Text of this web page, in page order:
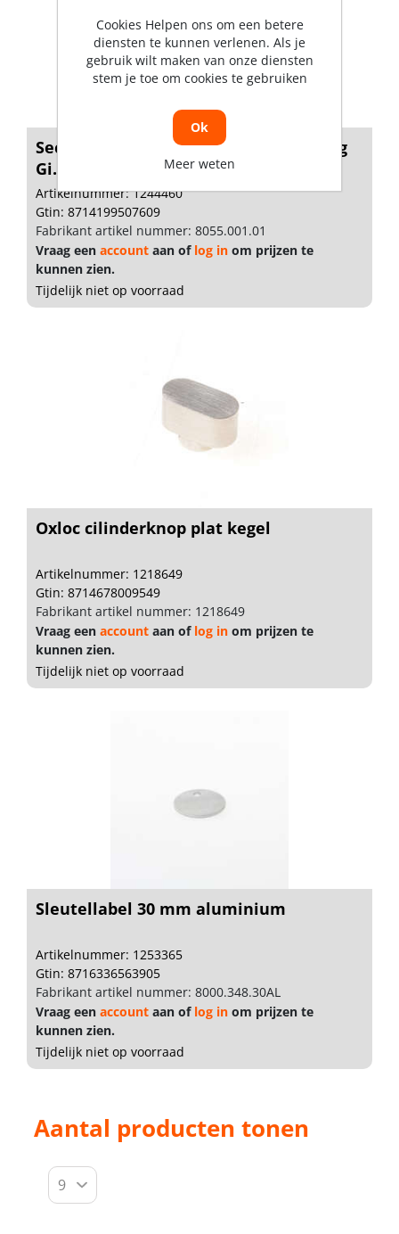
Secu Cilinder en schakelaar markering
Gi...
Artikelnummer: 1244460
Gtin: 8714199507609
Fabrikant artikel nummer: 8055.001.01
Vraag een account aan of log in om prijzen te
kunnen zien.
Tijdelijk niet op voorraad
Oxloc cilinderknop plat kegel
Artikelnummer: 1218649
Gtin: 8714678009549
Fabrikant artikel nummer: 1218649
Vraag een account aan of log in om prijzen te
kunnen zien.
Tijdelijk niet op voorraad
Sleutellabel 30 mm aluminium
Artikelnummer: 1253365
Gtin: 8716336563905
Fabrikant artikel nummer: 8000.348.30AL
Vraag een account aan of log in om prijzen te
kunnen zien.
Tijdelijk niet op voorraad
Aantal producten tonen
Cookies Helpen ons om een betere
diensten te kunnen verlenen. Als je
gebruik wilt maken van onze diensten
stem je toe om cookies te gebruiken
Ok
Meer weten